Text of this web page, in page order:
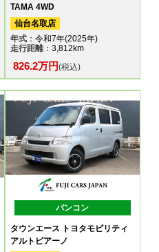
TAMA 4WD
仙台名取店
年式：令和7年(2025年)
走行距離：3,812km
826.2万円(税込)
バンコン
タウンエース トヨタモビリティ
アルトピアーノ